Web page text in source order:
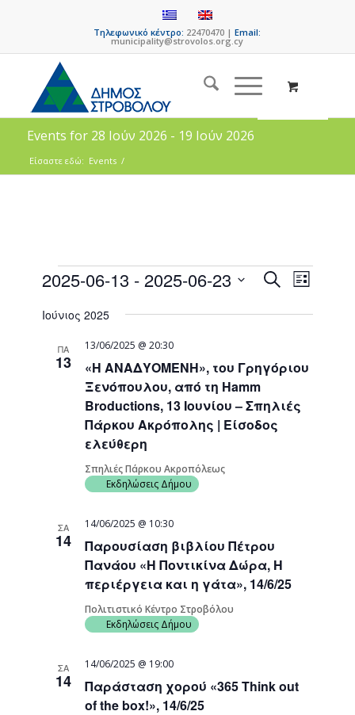
Τηλεφωνικό κέντρο: 22470470 |Email:
municipality@strovolos.org.cy
Events for 28 Ιούν 2026 - 19 Ιούν 2026
Είσαστε εδώ: Events /
Events
SearchEvent
Views
List
2025-06-13 - 2025-06-23
date.
Ιούνιος 2025
ΠΑ
13
«Η ΑΝΑΔΥΟΜΕΝΗ», του Γρηγόριου
Ξενόπουλου, από τη Hamm
Broductions, 13 Ιουνίου – Σπηλιές
Πάρκου Ακρόπολης | Είσοδος
ελεύθερη
13/06/2025 @ 20:30
Σπηλιές Πάρκου Ακροπόλεως
Εκδηλώσεις Δήμου
ΣΑ
14
Παρουσίαση βιβλίου Πέτρου
Πανάου «Η Ποντικίνα Δώρα, Η
περιέργεια και η γάτα», 14/6/25
14/06/2025 @ 10:30
Πολιτιστικό Κέντρο Στροβόλου
Εκδηλώσεις Δήμου
ΣΑ
14
Παράσταση χορού «365 Think out
of the box!», 14/6/25
14/06/2025 @ 19:00